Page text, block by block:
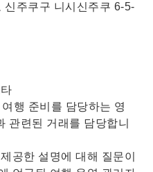
주쿠구 니시신주쿠 6-5-
행 준비를 담당하는 영
관련된 거래를 담당합니
공한 설명에 대해 질문이